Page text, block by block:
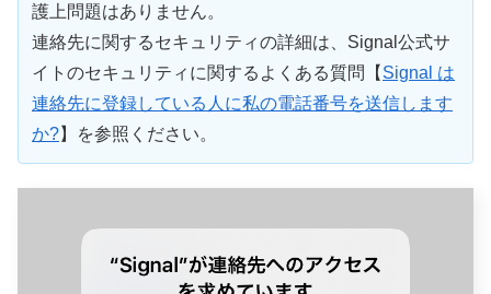
護上問題はありません。
連絡先に関するセキュリティの詳細は、Signal公式サ
イトのセキュリティに関するよくある質問【 Signal は
連絡先に登録している人に私の電話番号を送信します
か?】を参照ください。